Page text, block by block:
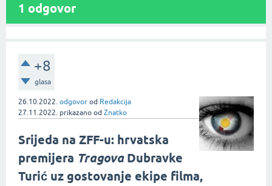
1 odgovor
+8
glasa
26.10.2022. odgovor od Redakcija
27.11.2022. prikazano od Znatko
Srijeda na ZFF-u: hrvatska
premijera Tragova Dubravke
Turić uz gostovanje ekipe filma,